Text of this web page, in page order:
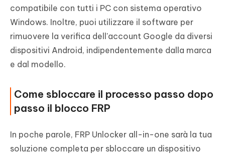
compatibile con tutti i PC con sistema operativo
Windows. Inoltre, puoi utilizzare il software per
rimuovere la verifica dell'account Google da diversi
dispositivi Android, indipendentemente dalla marca
e dal modello.
Come sbloccare il processo passo dopo
passo il blocco FRP
In poche parole, FRP Unlocker all-in-one sarà la tua
soluzione completa per sbloccare un dispositivo